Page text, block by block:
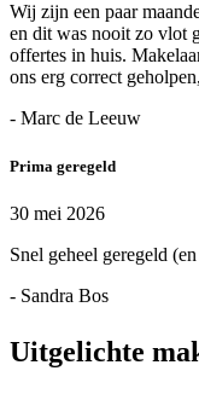
Wij zijn een paar
en dit was nooit zo vlot
offertes in huis.
ons erg correct
- Marc de Leeuw
Prima geregeld
30 mei 2026
Snel geheel geregeld
- Sandra Bos
Uitgelichte